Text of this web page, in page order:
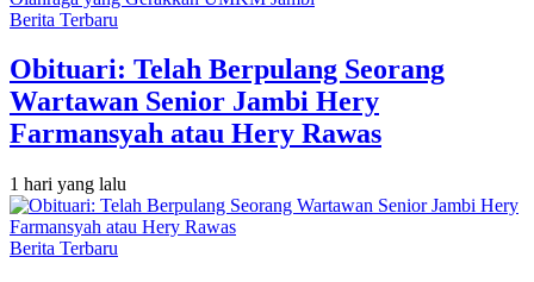
Berita Terbaru
Obituari: Telah Berpulang Seorang
Wartawan Senior Jambi Hery
Farmansyah atau Hery Rawas
1 hari yang lalu
Berita Terbaru